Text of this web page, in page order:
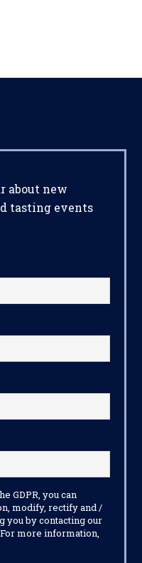
about new
tasting events
GDPR, you can
modify, rectify and /
you by contacting our
more information,